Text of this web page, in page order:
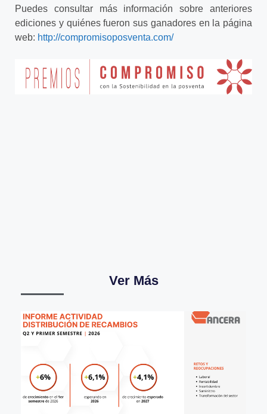
Puedes consultar más información sobre anteriores
ediciones y quiénes fueron sus ganadores en la página
web: http://compromisoposventa.com/
Ver Más